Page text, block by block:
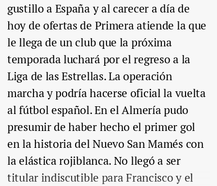
gustillo a España y al carecer a día de
hoy de ofertas de Primera atiende la que
le llega de un club que la próxima
temporada luchará por el regreso a la
Liga de las Estrellas. La operación
marcha y podría hacerse oficial la vuelta
al fútbol español. En el Almería pudo
presumir de haber hecho el primer gol
en la historia del Nuevo San Mamés con
la elástica rojiblanca. No llegó a ser
titular indiscutible para Francisco y el